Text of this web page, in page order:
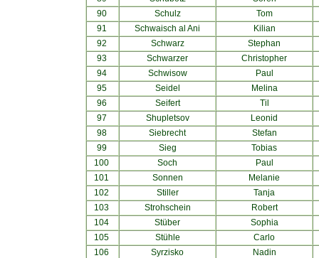
90
Schulz
Tom
91
Schwaisch al Ani
Kilian
92
Schwarz
Stephan
93
Schwarzer
Christopher
94
Schwisow
Paul
95
Seidel
Melina
96
Seifert
Til
97
Shupletsov
Leonid
98
Siebrecht
Stefan
99
Sieg
Tobias
100
Soch
Paul
101
Sonnen
Melanie
102
Stiller
Tanja
103
Strohschein
Robert
104
Stüber
Sophia
105
Stühle
Carlo
106
Syrzisko
Nadin